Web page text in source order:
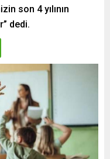
son 4 yılının
dedi.